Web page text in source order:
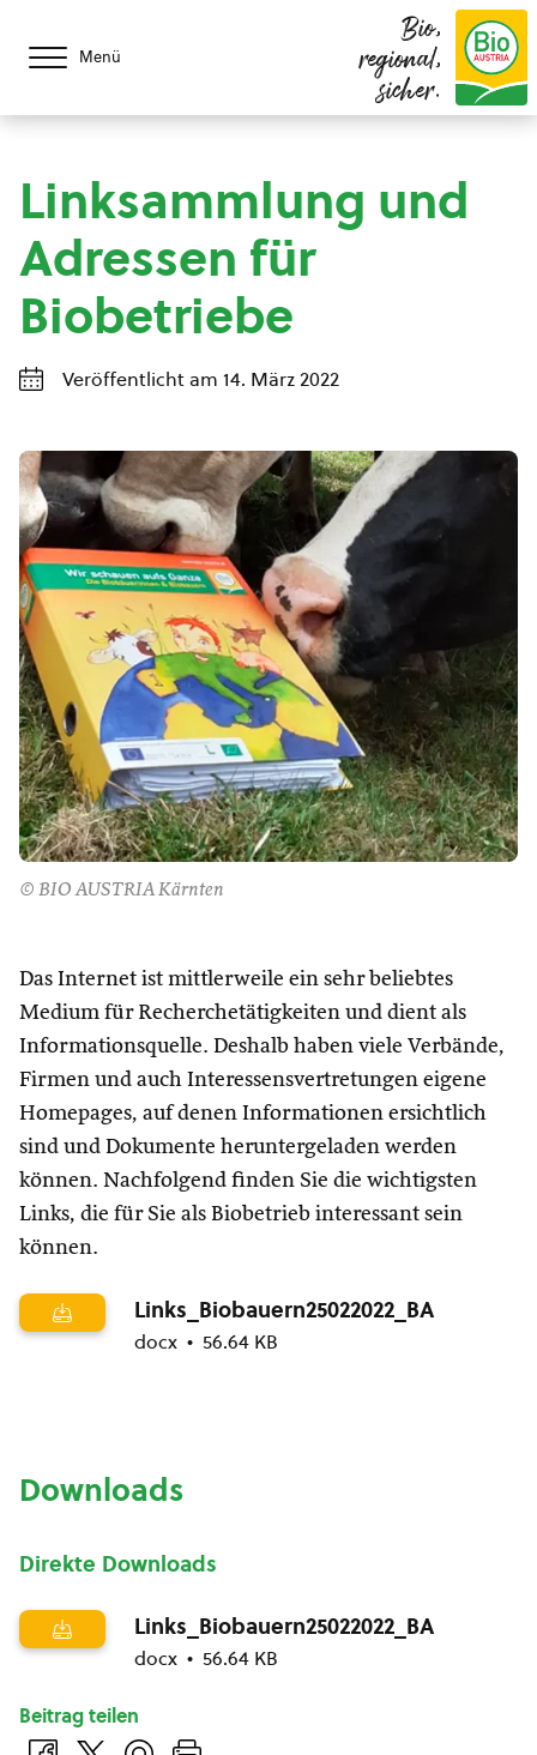
Menü
Bio,
regional,
sicher.
Linksammlung und
Adressen für
Biobetriebe
Veröffentlicht am 14. März 2022
© BIO AUSTRIA Kärnten
Das Internet ist mittlerweile ein sehr beliebtes
Medium für Recherchetätigkeiten und dient als
Informationsquelle. Deshalb haben viele Verbände,
Firmen und auch Interessensvertretungen eigene
Homepages, auf denen Informationen ersichtlich
sind und Dokumente heruntergeladen werden
können. Nachfolgend finden Sie die wichtigsten
Links, die für Sie als Biobetrieb interessant sein
können.
Links_Biobauern25022022_BA
docx 56.64 KB
Downloads
Direkte Downloads
Links_Biobauern25022022_BA
docx 56.64 KB
Beitrag teilen